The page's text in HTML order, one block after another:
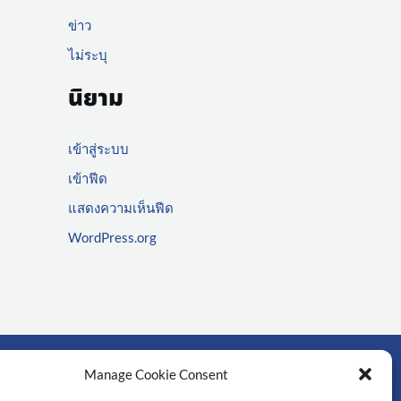
Manage Cookie Consent
ข่าว
ไม่ระบุ
นิยาม
เข้าสู่ระบบ
เข้าฟีด
แสดงความเห็นฟีด
WordPress.org